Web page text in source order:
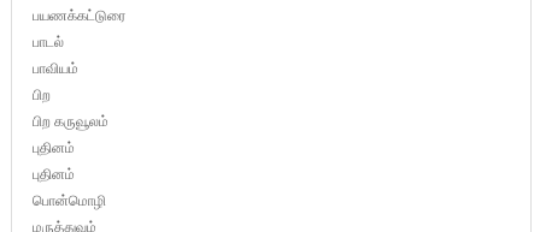
பயணக்கட்டுரை
பாடல்
பாவியம்
பிற
பிற கருவூலம்
புதினம்
புதினம்
பொன்மொழி
மருத்துவம்